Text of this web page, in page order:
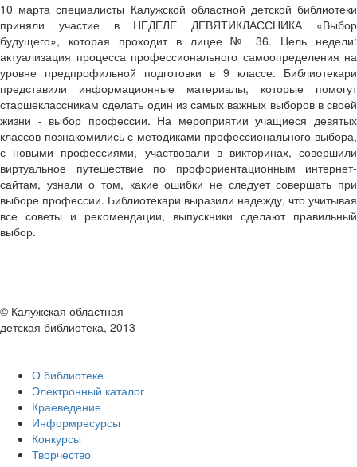
10 марта специалисты Калужской областной детской библиотеки
приняли участие в НЕДЕЛЕ ДЕВЯТИКЛАССНИКА «Выбор
будущего», которая проходит в лицее № 36. Цель недели:
актуализация процесса профессионального самоопределения на
уровне предпрофильной подготовки в 9 классе. Библиотекари
представили информационные материалы, которые помогут
старшеклассникам сделать один из самых важных выборов в своей
жизни - выбор профессии. На мероприятии учащиеся девятых
классов познакомились с методиками профессионального выбора,
с новыми профессиями, участвовали в викторинах, совершили
виртуальное путешествие по профориентационным интернет-
сайтам, узнали о том, какие ошибки не следует совершать при
выборе профессии. Библиотекари выразили надежду, что учитывая
все советы и рекомендации, выпускники сделают правильный
выбор.
© Калужская областная
детская библиотека, 2013
О библиотеке
Электронный каталог
Краеведение
Информресурсы
Конкурсы
Творчество